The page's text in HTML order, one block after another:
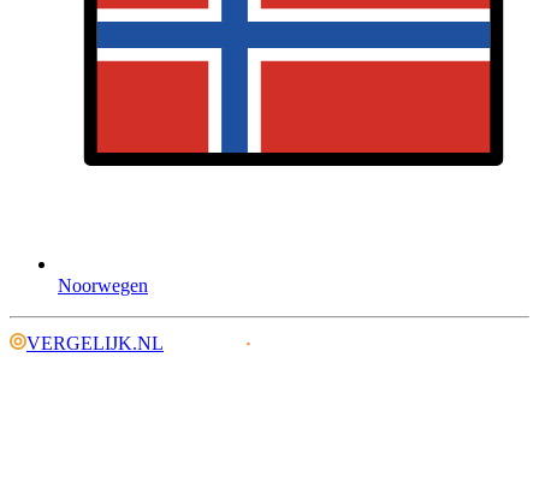
Noorwegen
VERGELIJK.NL